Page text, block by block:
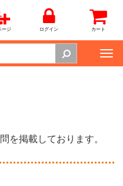
ージ ログイン カート
を掲載しております。